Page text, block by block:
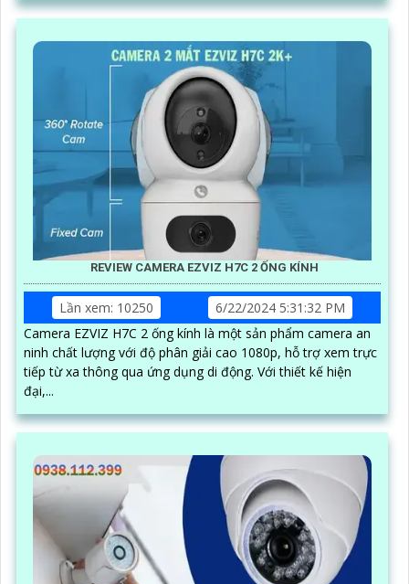
REVIEW CAMERA EZVIZ H7C 2 ỐNG KÍNH
Lần xem: 10250
6/22/2024 5:31:32 PM
Camera EZVIZ H7C 2 ống kính là một sản phẩm camera an
ninh chất lượng với độ phân giải cao 1080p, hỗ trợ xem trực
tiếp từ xa thông qua ứng dụng di động. Với thiết kế hiện
đại,...